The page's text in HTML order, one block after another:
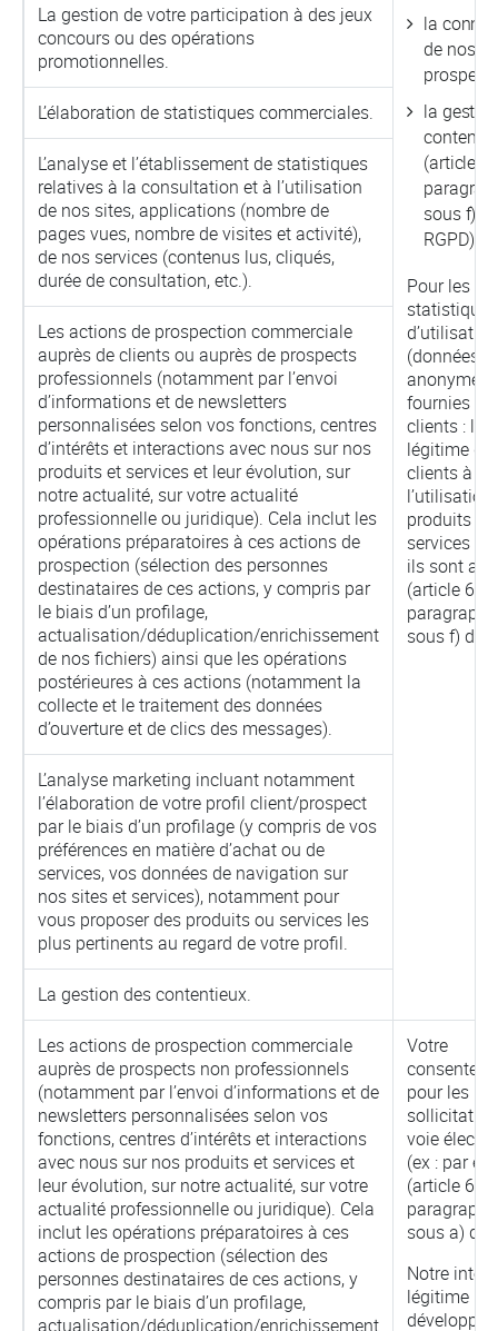
la
de nos
la
(article 6,
sous f)
RGPD).
Pour les
statistiques
d’utilisation
(données
anonymes)
fournies à
clients :
légitime de
clients à
l’utilisation
produits ou
services
ils sont
(article 6,
sous f) du
La gestion de votre participation à des jeux
concours ou des opérations
promotionnelles.
L’élaboration de statistiques commerciales.
L’analyse et l’établissement de statistiques
relatives à la consultation et à l’utilisation
de nos sites, applications (nombre de
pages vues, nombre de visites et activité),
de nos services (contenus lus, cliqués,
durée de consultation, etc.).
Les actions de prospection commerciale
auprès de clients ou auprès de prospects
professionnels (notamment par l’envoi
d’informations et de newsletters
personnalisées selon vos fonctions, centres
d’intérêts et interactions avec nous sur nos
produits et services et leur évolution, sur
notre actualité, sur votre actualité
professionnelle ou juridique). Cela inclut les
opérations préparatoires à ces actions de
prospection (sélection des personnes
destinataires de ces actions, y compris par
le biais d’un profilage,
actualisation/déduplication/enrichissement
de nos fichiers) ainsi que les opérations
postérieures à ces actions (notamment la
collecte et le traitement des données
d’ouverture et de clics des messages).
L’analyse marketing incluant notamment
l’élaboration de votre profil client/prospect
par le biais d’un profilage (y compris de vos
préférences en matière d’achat ou de
services, vos données de navigation sur
nos sites et services), notamment pour
vous proposer des produits ou services les
plus pertinents au regard de votre profil.
La gestion des contentieux.
Les actions de prospection commerciale
auprès de prospects non professionnels
(notamment par l’envoi d’informations et de
newsletters personnalisées selon vos
fonctions, centres d’intérêts et interactions
avec nous sur nos produits et services et
leur évolution, sur notre actualité, sur votre
actualité professionnelle ou juridique). Cela
inclut les opérations préparatoires à ces
actions de prospection (sélection des
personnes destinataires de ces actions, y
compris par le biais d’un profilage,
actualisation/déduplication/enrichissement
Votre
pour les
voie
(ex : par e-
(article 6,
sous a) du
Notre
légitime (le